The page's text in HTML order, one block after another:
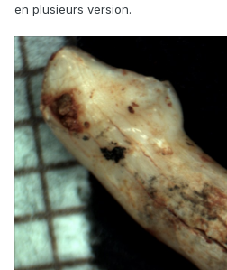
en plusieurs version.